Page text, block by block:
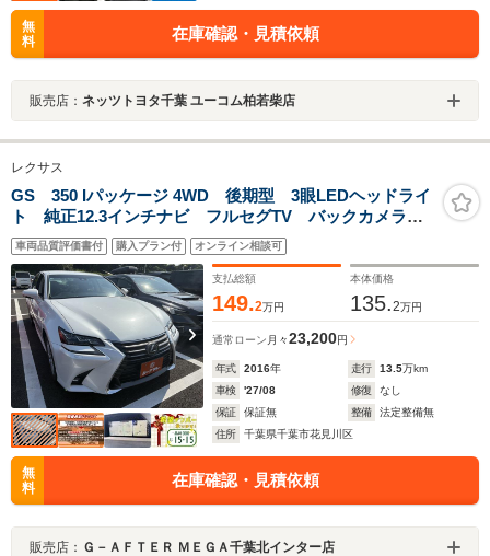
無
料
在庫確認・見積依頼
販売店： ネッツトヨタ千葉 ユーコム柏若柴店
レクサス
GS 350 Iパッケージ 4WD 後期型 3眼LEDヘッドライ
ト 純正12.3インチナビ フルセグTV バックカメラ
黒革シート シートヒーター パワーシート 電動サン
シェード レーダークルーズコントロール ETC2.0
車両品質評価書付 購入プラン付 オンライン相談可
支払総額
149.2万円
本体価格
135.2万円
通常ローン 月々23,200円
年式 2016年 走行 13.5万km
車検
'27/08 修復
なし
保証
保証無 整備
法定整備無
住所
千葉県千葉市花見川区
無
料
在庫確認・見積依頼
販売店： Ｇ－ＡＦＴＥＲ ＭＥＧＡ千葉北インター店